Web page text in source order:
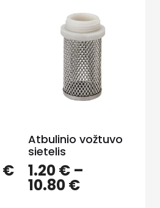
€Price
range:
Atbulinio vožtuvo
sietelis
1.20€ –
10.80€Price